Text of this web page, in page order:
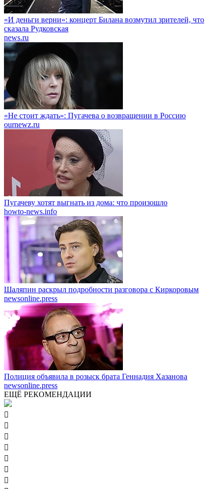
«И деньги верни»: концерт Билана возмутил зрителей, что
сказала Рудковская
news.ru
«Не стоит ждать»: Пугачева о возвращении в Россию
ournewz.ru
Пугачеву хотят выгнать из дома: что произошло
howto-news.info
Шаляпин раскрыл подробности разговора с Киркоровым
newsonline.press
Полиция объявила в розыск брата Геннадия Хазанова
newsonline.press
ЕЩЁ РЕКОМЕНДАЦИИ






